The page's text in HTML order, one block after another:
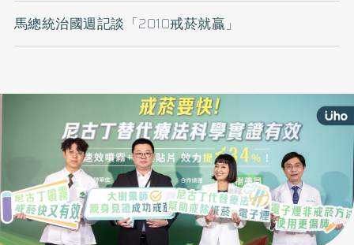
馬總統治國週記談「2010戒菸就贏」